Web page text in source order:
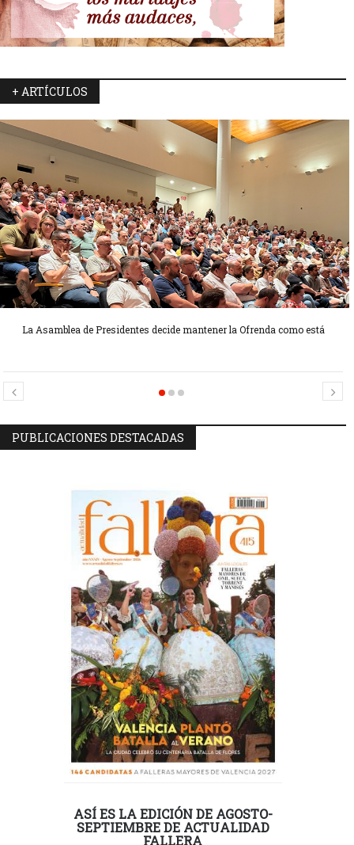
+ ARTÍCULOS
La Asamblea de Presidentes decide mantener la Ofrenda como está
Candidatas Preseleccionadas por el sector Olivereta
Candidatas Preseleccionadas por el sector Sector La Seu-La Xerea-El
PUBLICACIONES DESTACADAS
ASÍ ES LA EDICIÓN DE AGOSTO-
SEPTIEMBRE DE ACTUALIDAD
FALLERA